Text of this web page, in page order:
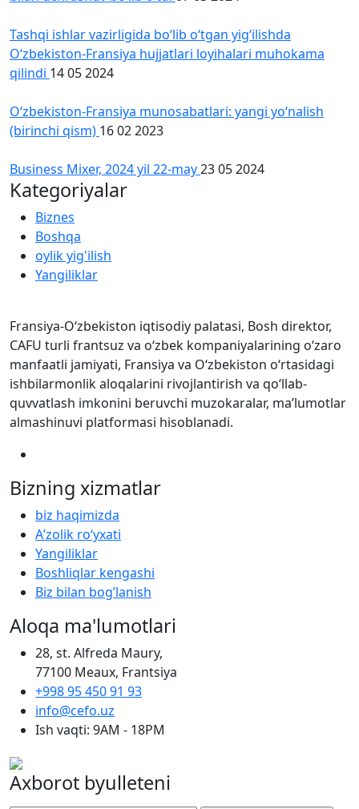
Tashqi ishlar vazirligida boʻlib oʻtgan yigʻilishda
Oʻzbekiston-Fransiya hujjatlari loyihalari muhokama
qilindi 14 05 2024
O‘zbekiston-Fransiya munosabatlari: yangi yo‘nalish
(birinchi qism) 16 02 2023
Business Mixer, 2024 yil 22-may23 05 2024
Kategoriyalar
Biznes
Boshqa
oylik yig'ilish
Yangiliklar
Fransiya-O‘zbekiston iqtisodiy palatasi, Bosh direktor,
CAFU turli frantsuz va oʻzbek kompaniyalarining oʻzaro
manfaatli jamiyati, Fransiya va Oʻzbekiston oʻrtasidagi
ishbilarmonlik aloqalarini rivojlantirish va qoʻllab-
quvvatlash imkonini beruvchi muzokaralar, maʼlumotlar
almashinuvi platformasi hisoblanadi.
Bizning xizmatlar
biz haqimizda
Aʼzolik roʻyxati
Yangiliklar
Boshliqlar kengashi
Biz bilan bog’lanish
Aloqa ma'lumotlari
28, st. Alfreda Maury,
77100 Meaux, Frantsiya
+998 95 450 91 93
info@cefo.uz
Ish vaqti: 9AM - 18PM
Axborot byulleteni